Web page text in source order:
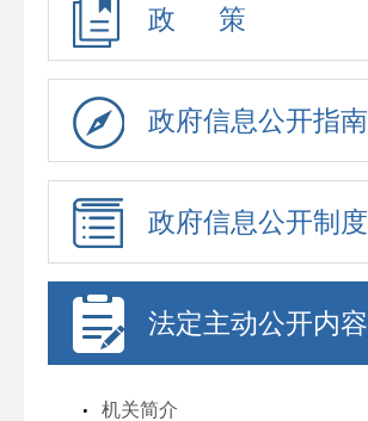
政 策
政府信息公开指南
政府信息公开制度
法定主动公开内容
机关简介